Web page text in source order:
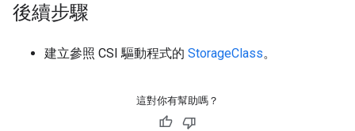
後續步驟
建立參照 CSI 驅動程式的 StorageClass。
這對你有幫助嗎？